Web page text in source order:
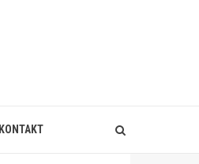
KONTAKT